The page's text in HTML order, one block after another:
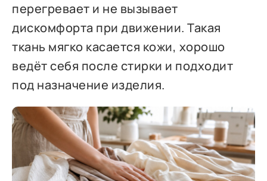
перегревает и не вызывает
дискомфорта при движении. Такая
ткань мягко касается кожи, хорошо
ведёт себя после стирки и подходит
под назначение изделия.